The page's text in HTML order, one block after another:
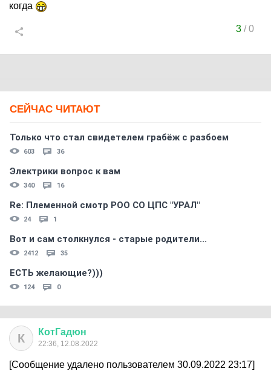
когда
3/0
СЕЙЧАС ЧИТАЮТ
Только что стал свидетелем грабёж с разбоем
603 36
Электрики вопрос к вам
340 16
Re: Племеннoй смoтр РOO CO ЦПС "УРАЛ"
24 1
Вот и сам столкнулся - старые родители...
2412 35
ЕСТЬ желающие?)))
124 0
К КотГадюн
22:36, 12.08.2022
[Сообщение удалено пользователем 30.09.2022 23:17]